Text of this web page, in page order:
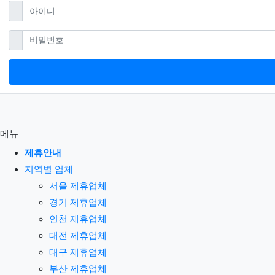
아이디필수
비밀번호필수
메뉴
제휴안내
지역별 업체
서울 제휴업체
경기 제휴업체
인천 제휴업체
대전 제휴업체
대구 제휴업체
부산 제휴업체